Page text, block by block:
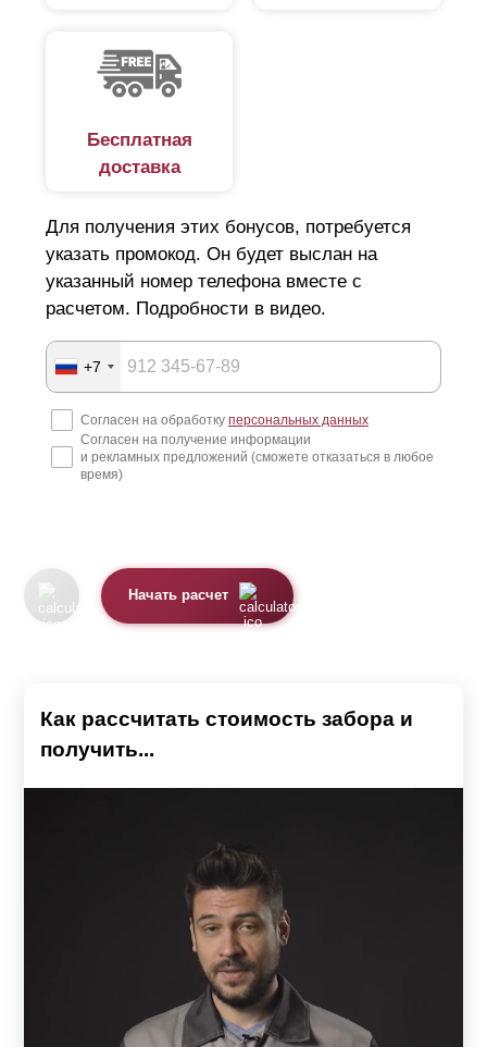
ограждения, то конструкторы нашей компании
согласуют ключевые детали с вами и составят проект
по вашим требованиям и условиям. Что существенно
случае, если на участке уже установлены столбы/
закладные под ограждение, то наши специалисты
пролетов. При необходимости мы можем изготовить
и столбы для забора, провести их обработку от
коррозии и окрашивание в нужный вам цвет. В таком
случае столбы будут поставлены вместе с секциями
ограждения, то есть вы получите готовый забор,
Бесплатная
доставка
Для получения этих бонусов, потребуется
указать промокод. Он будет выслан на
указанный номер телефона вместе с
расчетом. Подробности в видео.
+7
Согласен на обработку персональных данных
Согласен на получение информации
и рекламных предложений (сможете отказаться в любое
время)
Начать расчет
Как рассчитать стоимость забора и
получить...